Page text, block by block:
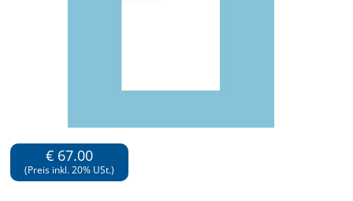
€ 67.00
(Preis inkl. 20% USt.)